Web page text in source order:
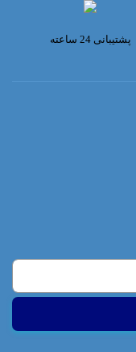
پشتیبانی 24 ساعته